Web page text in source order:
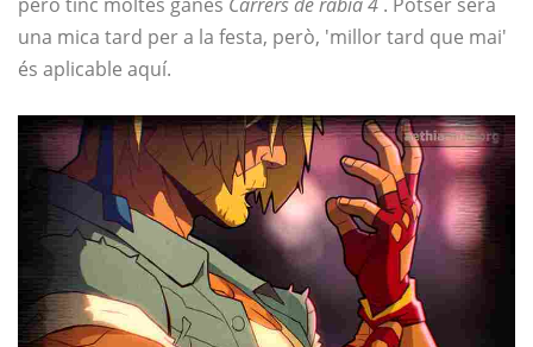
una mica tard per a la festa, però, 'millor tard que mai'
és aplicable aquí.